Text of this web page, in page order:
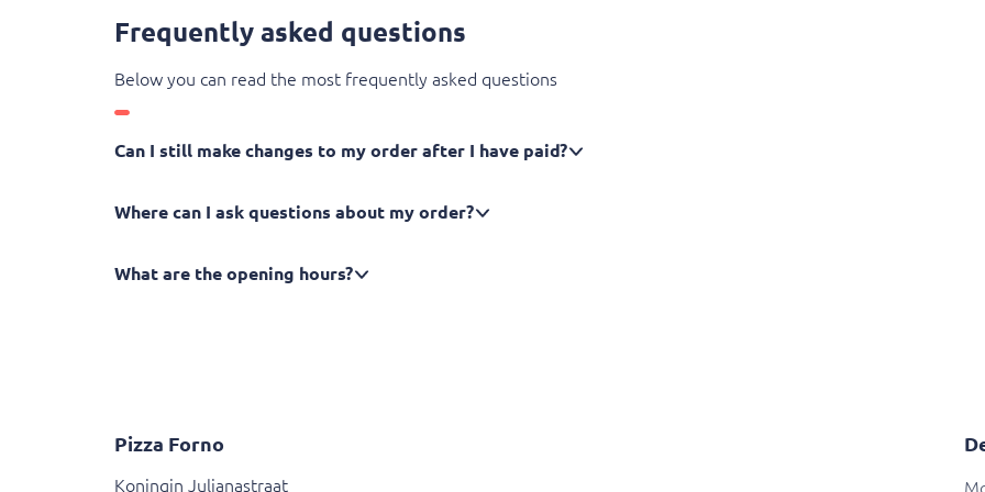
Frequently asked questions
Below you can read the most frequently asked questions
Can I still make changes to my order after I have paid?
Where can I ask questions about my order?
What are the opening hours?
Pizza Forno
Koningin Julianastraat